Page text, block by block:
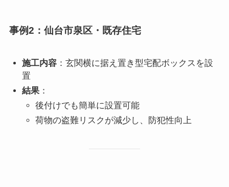
事例2：仙台市泉区・既存住宅
施工内容 ：玄関横に据え置き型宅配ボックスを設
置
結果 ：
後付けでも簡単に設置可能
荷物の盗難リスクが減少し、防犯性向上